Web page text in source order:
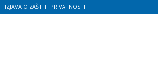
IZJAVA O ZAŠTITI PRIVATNOSTI